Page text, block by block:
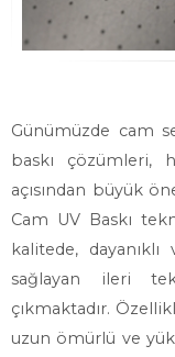
Günümüzde cam
baskı çözümleri,
açısından büyük
Cam UV Baskı
kalitede,
sağlayan ileri
çıkmaktadır.
uzun ömürlü ve